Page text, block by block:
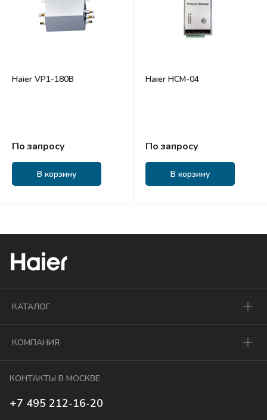
Haier VP1-180B
По запросу
В корзину
Haier HCM-04
По запросу
В корзину
КАТАЛОГ
КОМПАНИЯ
КОНТАКТЫ В МОСКВЕ
+7 495 212-16-20